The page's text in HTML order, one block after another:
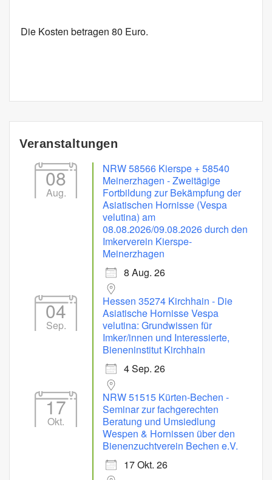
Die Kosten betragen 80 Euro.
Veranstaltungen
08
Aug.
NRW 58566 Kierspe + 58540
Meinerzhagen - Zweitägige
Fortbildung zur Bekämpfung der
Asiatischen Hornisse (Vespa
velutina) am
08.08.2026/09.08.2026 durch den
Imkerverein Kierspe-
Meinerzhagen
8 Aug. 26
04
Sep.
Hessen 35274 Kirchhain - Die
Asiatische Hornisse Vespa
velutina: Grundwissen für
Imker/innen und Interessierte,
Bieneninstitut Kirchhain
4 Sep. 26
17
Okt.
NRW 51515 Kürten-Bechen -
Seminar zur fachgerechten
Beratung und Umsiedlung
Wespen & Hornissen über den
Bienenzuchtverein Bechen e.V.
17 Okt. 26